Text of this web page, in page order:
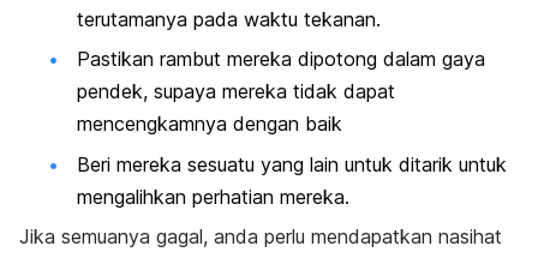
terutamanya pada waktu tekanan.
Pastikan rambut mereka dipotong dalam gaya
pendek, supaya mereka tidak dapat
mencengkamnya dengan baik
Beri mereka sesuatu yang lain untuk ditarik untuk
mengalihkan perhatian mereka.
Jika semuanya gagal, anda perlu mendapatkan nasihat